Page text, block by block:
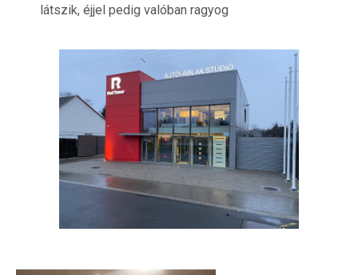
látszik, éjjel pedig valóban ragyog